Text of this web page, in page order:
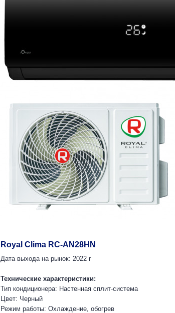
Royal Clima RC-AN28HN
Дата выхода на рынок: 2022 г
Технические характеристики:
Тип кондиционера: Настенная сплит-система
Цвет: Черный
Режим работы: Охлаждение, обогрев